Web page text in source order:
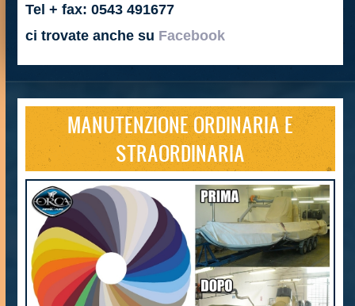
Tel + fax: 0543 491677
ci trovate anche su Facebook
MANUTENZIONE ORDINARIA E
STRAORDINARIA